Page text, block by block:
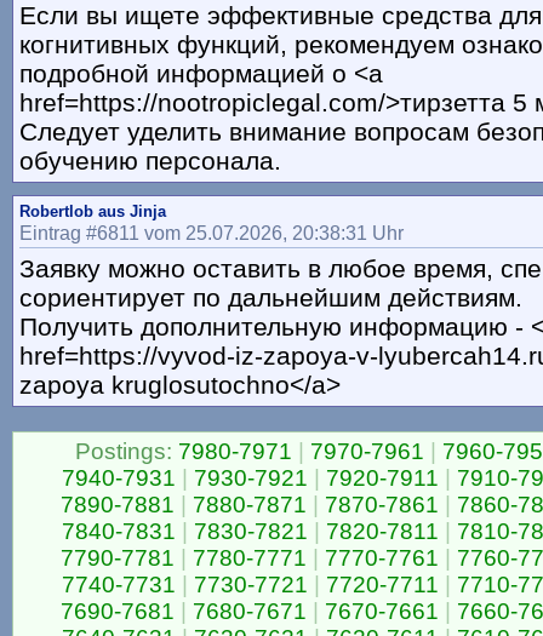
Если вы ищете эффективные средства
когнитивных функций, рекомендуем
подробной информацией о <a
href=https://nootropiclegal.com/>тирзетта 5
Следует уделить внимание вопросам
обучению персонала.
Robertlob aus Jinja
Eintrag #6811 vom 25.07.2026, 20:38:31 Uhr
Заявку можно оставить в любое время,
сориентирует по дальнейшим действиям.
Получить дополнительную информацию -
href=https://vyvod-iz-zapoya-v-
zapoya kruglosutochno</a>
Postings: 7980-7971 7970-7961
7960-
7940-7931
7930-7921 7920-7911
7910-
7890-7881
7880-7871 7870-7861
7860-
7840-7831
7830-7821 7820-7811
7810-
7790-7781
7780-7771 7770-7761
7760-
7740-7731
7730-7721 7720-7711
7710-
7690-7681
7680-7671 7670-7661
7660-